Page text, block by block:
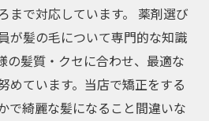
まで対応しています。 薬剤選び
が髪の毛について専門的な知識
の髪質・クセに合わせ、最適な
めています。当店で矯正をする
で綺麗な髪になること間違いな